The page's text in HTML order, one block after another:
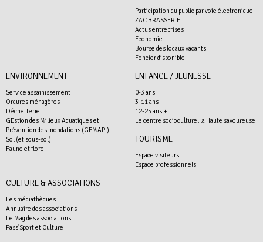
Participation du public par voie électronique -
ZAC BRASSERIE
Actus entreprises
Economie
Bourse des locaux vacants
Foncier disponible
ENVIRONNEMENT
Service assainissement
Ordures ménagères
Déchetterie
GEstion des Milieux Aquatiques et
Prévention des Inondations (GEMAPI)
Sol (et sous-sol)
Faune et flore
ENFANCE / JEUNESSE
0-3 ans
3-11 ans
12-25 ans +
Le centre socioculturel la Haute savoureuse
TOURISME
Espace visiteurs
Espace professionnels
CULTURE & ASSOCIATIONS
Les médiathèques
Annuaire des associations
Le Mag des associations
Pass'Sport et Culture